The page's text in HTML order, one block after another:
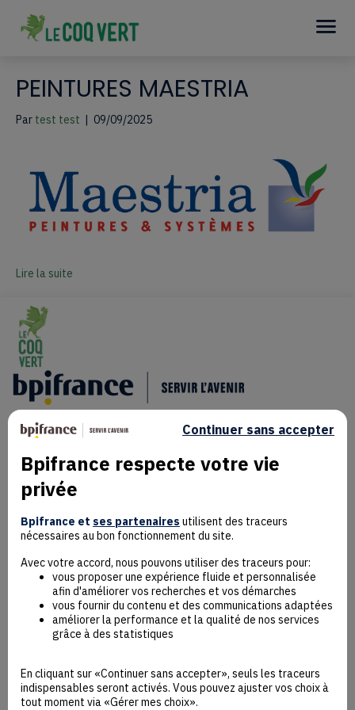
PEINTURES MAESTRIA
Par test test | 09/09/2025
Lire la suite
Mentions Légales
Données personnelles
Contact
Mentions Légales
CGU
Bpifrance respecte votre vie
privée
Bpifrance et ses partenaires utilisent des traceurs
nécessaires au bon fonctionnement du site.
Avec votre accord, nous pouvons utiliser des traceurs pour:
vous proposer une expérience fluide et personnalisée
afin d'améliorer vos recherches et vos démarches
vous fournir du contenu et des communications adaptées
améliorer la performance et la qualité de nos services
grâce à des statistiques
En cliquant sur «Continuer sans accepter», seuls les traceurs
indispensables seront activés. Vous pouvez ajuster vos choix à
tout moment via «Gérer mes choix».
Continuer sans accepter